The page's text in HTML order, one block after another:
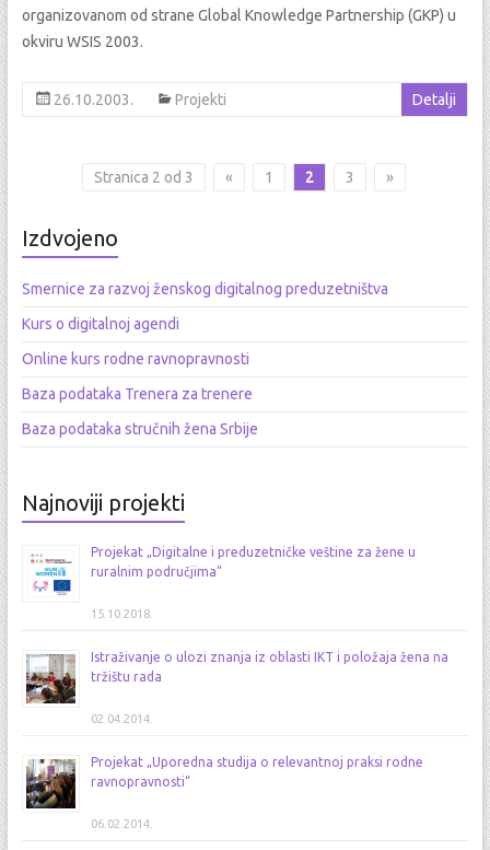
organizovanom od strane Global Knowledge Partnership (GKP) u
okviru WSIS 2003.
26.10.2003. Projekti Detalji
Stranica 2 od 3 « 1 2 3 »
Izdvojeno
Smernice za razvoj ženskog digitalnog preduzetništva
Kurs o digitalnoj agendi
Online kurs rodne ravnopravnosti
Baza podataka Trenera za trenere
Baza podataka stručnih žena Srbije
Najnoviji projekti
Projekat „Digitalne i preduzetničke veštine za žene u
ruralnim područjima“
15.10.2018.
Istraživanje o ulozi znanja iz oblasti IKT i položaja žena na
tržištu rada
02.04.2014.
Projekat „Uporedna studija o relevantnoj praksi rodne
ravnopravnosti“
06.02.2014.